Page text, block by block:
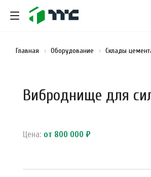
Главная Оборудование Склады
Виброднище для
Цена: от 800 000 ₽